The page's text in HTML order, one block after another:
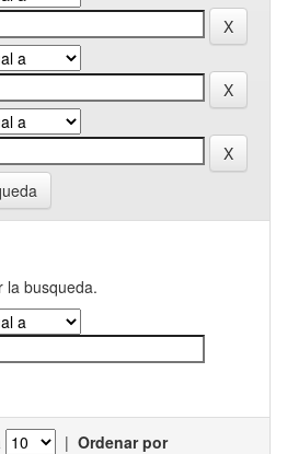
la busqueda.
| Ordenar por